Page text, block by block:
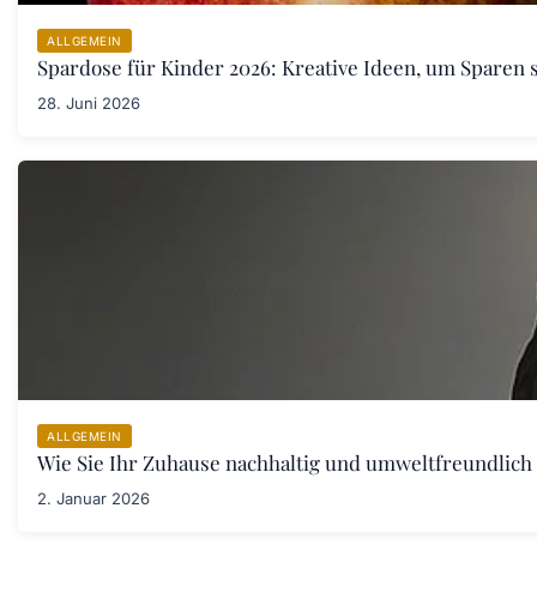
ALLGEMEIN
Spardose für Kinder 2026: Kreative Ideen, um
28. Juni 2026
ALLGEMEIN
Wie Sie Ihr Zuhause nachhaltig und umweltfreundlich
2. Januar 2026